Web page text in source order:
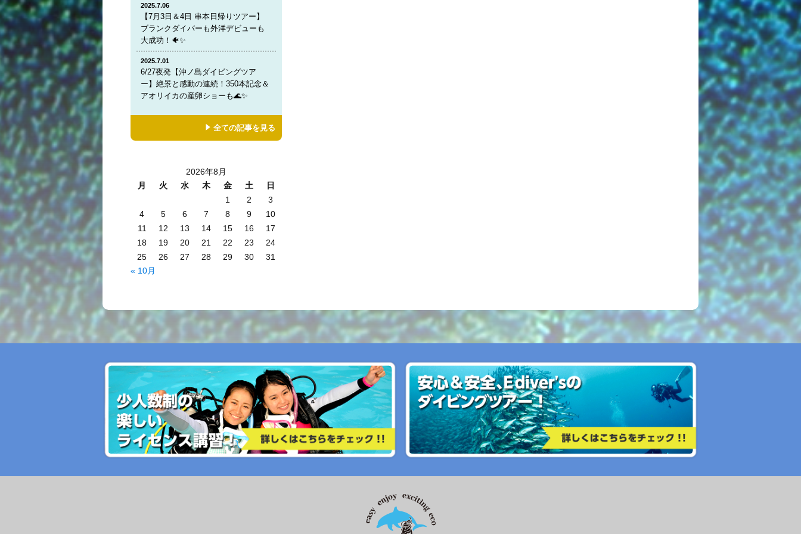
2025.7.06
【7月3日＆4日 串本日帰りツアー】
ブランクダイバーも外洋デビューも
大成功！🐠✨
2025.7.01
6/27夜発【沖ノ島ダイビングツア
ー】絶景と感動の連続！350本記念＆
アオリイカの産卵ショーも🌊✨
全ての記事を見る
2026年8月
月
火 水 木 金 土
日
1
2
3
4
5 6 7 8 9
10
11
12 13 14 15 16
17
18
19 20 21 22 23
24
25
26 27 28 29 30
31
« 10月